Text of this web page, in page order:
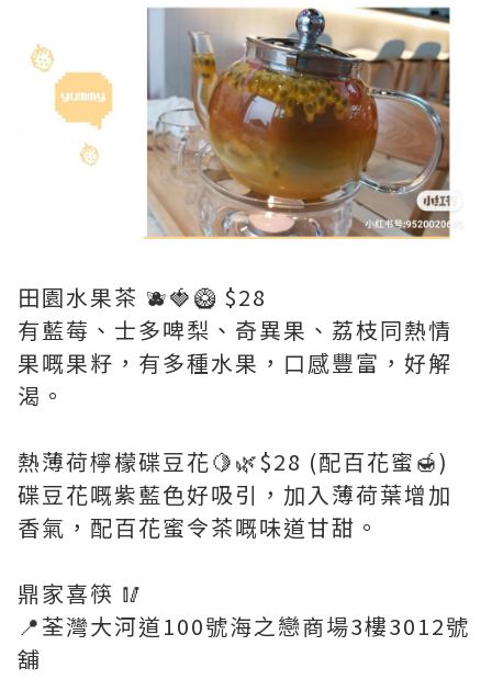
田園水果茶 🫐🍓🥝 $28
有藍莓、士多啤梨、奇異果、荔枝同熱情
果嘅果籽，有多種水果，口感豐富，好解
渴。
熱薄荷檸檬碟豆花🍋🌿$28 (配百花蜜🍯)
碟豆花嘅紫藍色好吸引，加入薄荷葉增加
香氣，配百花蜜令茶嘅味道甘甜。
鼎家喜筷 🥢
📍荃灣大河道100號海之戀商場3樓3012號
舖